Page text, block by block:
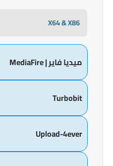
X64 & X86
ميديا فاير | MediaFire
Turbobit
Upload-4ever